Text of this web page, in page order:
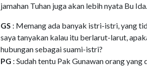
jamahan Tuhan juga akan lebih nyata Bu Ida.
GS : Memang ada banyak istri-istri, yang
saya tanyakan kalau itu berlarut-larut,
hubungan sebagai suami-istri?
PG : Sudah tentu Pak Gunawan orang